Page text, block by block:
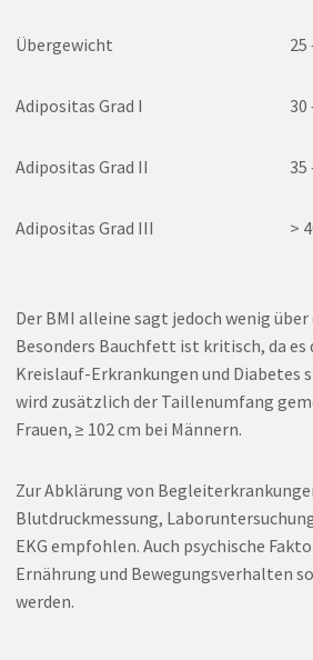
Übergewicht 25
Adipositas Grad I 30
Adipositas Grad II 35
Adipositas Grad III >
Der BMI alleine sagt jedoch wenig
Besonders Bauchfett ist kritisch, da es
Kreislauf-Erkrankungen und Diabetes
wird zusätzlich der Taillenumfang
Frauen, ≥ 102 cm bei Männern.
Zur Abklärung von
Blutdruckmessung,
EKG empfohlen. Auch psychische
Ernährung und Bewegungsverhalten
werden.